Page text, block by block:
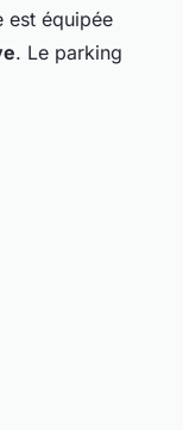
est équipée
. Le parking